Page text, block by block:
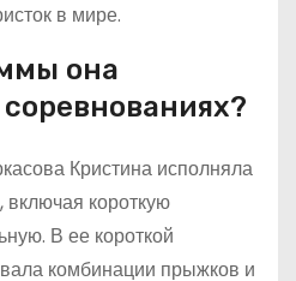
в мире.
она
Кристина исполняла
короткую
В ее короткой
комбинации прыжков и